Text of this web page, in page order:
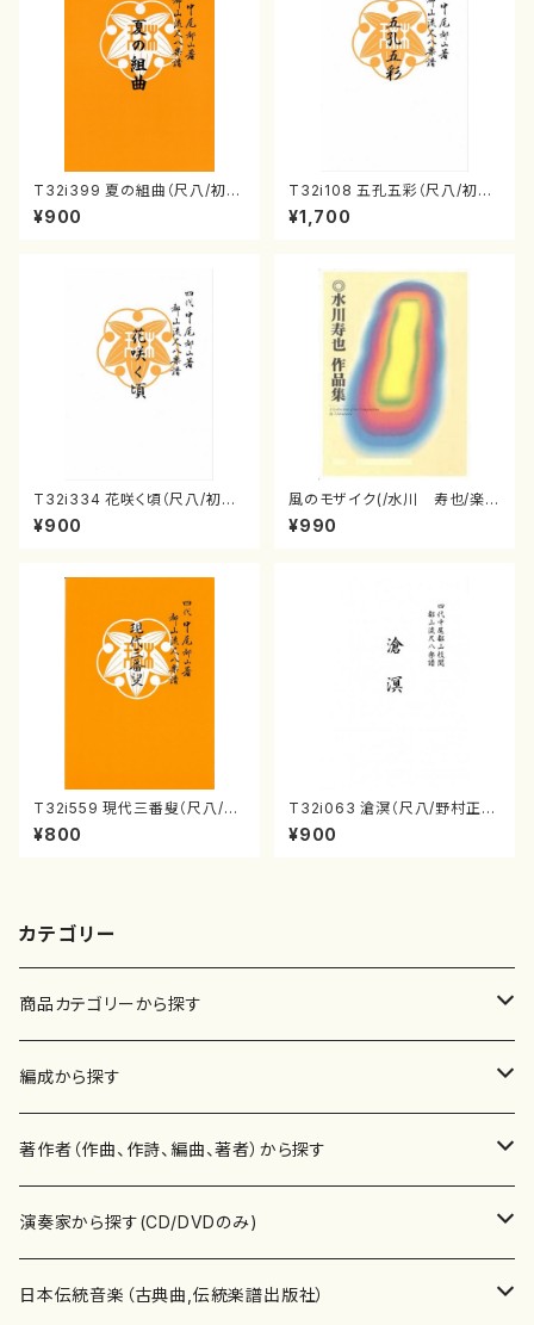
T32i399 夏の組曲（尺八/初代
山川園松/楽譜）都山流公刊楽譜
曲番:2104
¥900
T32i108 五孔五彩（尺八/初代
石垣征山/尺八/都山式譜）都山
流公刊楽譜曲番:557
¥1,700
T32i334 花咲く頃（尺八/初代
山川園松/楽譜）都山流公刊楽譜
曲番:2037
¥900
風のモザイク(/水川 寿也/楽
譜）
¥990
T32i559 現代三番叟（尺八/杵
屋正邦/楽譜）都山流公刊楽譜曲
番:2269
¥800
T32i063 滄溟（尺八/野村正
峰/尺八/都山式譜）都山流公刊
楽譜曲番:512
¥900
カテゴリー
商品カテゴリーから探す
楽譜
書籍
書籍
テキストブック
CD・DVD
チケット
編成から探す
邦楽器
箏・琴（ソロ）
箏・琴（合奏）
合唱
混声合唱
歌・声
著作者（作曲、作詩、編曲、著者）から探す
あ行
青木省三(アオキ ショウゾウ)
か行
演奏家から探す(CD/DVDのみ)
邦楽（箏、三味線、尺八等）演奏家
日本伝統音楽（古典曲,伝統楽譜出版社）